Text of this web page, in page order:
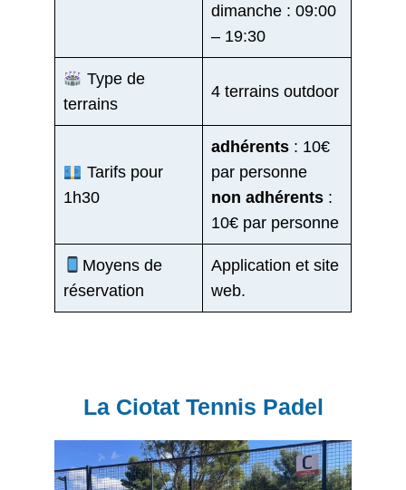
dimanche : 09:00
– 19:30
Type de
terrains
4 terrains outdoor
Tarifs pour
1h30
adhérents : 10€
par personne
non adhérents :
10€ par personne
Moyens de
réservation
Application et site
web.
La Ciotat Tennis Padel